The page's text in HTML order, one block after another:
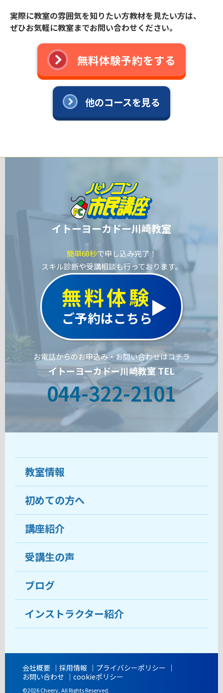
実際に教室の雰囲気を知りたい方教材を見たい方は、
ぜひお気軽に教室までお問い合わせください。
無料体験予約をする
他のコースを見る
イトーヨーカドー川崎教室
簡単60秒で申し込み完了！
スキル診断や受講相談も行っております。
無料体験
ご予約はこちら
お電話からのお申込み・お問い合わせはコチラ
イトーヨーカドー川崎教室 TEL
044-322-2101
教室情報
教室について
受講生の声
おすすめ・人気の講座
目的から講座を探す
教室ブログ
開講時間
初めての方へ
ココがおすすめ
料金
受講までの流れ
よくあるご質問
講座紹介
受講生の声
ブログ
インストラクター紹介
会社概要 採用情報
プライバシーポリシー
お問い合わせ
cookieポリシー
©2026 Cheery, All Rights Reserved.